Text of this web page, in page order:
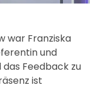
war Franziska
und
Feedback zu
ist